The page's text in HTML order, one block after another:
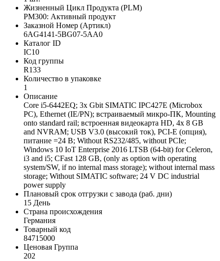
Жизненный Цикл Продукта (PLM)
PM300: Активный продукт
Заказной Номер (Артикл)
6AG4141-5BG07-5AA0
Каталог ID
IC10
Код группы
R133
Количество в упаковке
1
Описание
Core i5-6442EQ; 3x Gbit SIMATIC IPC427E (Microbox
PC), Ethernet (IE/PN); встраиваемый микро-ПК, Mounting
onto standard rail; встроенная видеокарта HD, 4x 8 GB
and NVRAM; USB V3.0 (высокий ток), PCI-E (опция),
питание =24 В; Without RS232/485, without PCIe;
Windows 10 IoT Enterprise 2016 LTSB (64-bit) for Celeron,
i3 and i5; CFast 128 GB, (only as option with operating
system/SW, if no internal mass storage); without internal mass
storage; Without SIMATIC software; 24 V DC industrial
power supply
Плановый срок отгрузки с завода (раб. дни)
15 День
Страна происхождения
Германия
Товарный код
84715000
Ценовая Группа
202